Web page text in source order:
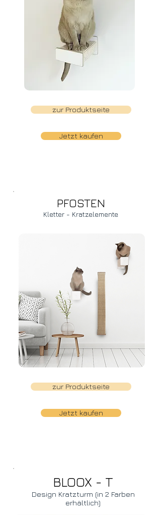
zur Produktseite
Jetzt kaufen
PFOSTEN
Kletter - Kratzelemente
zur Produktseite
Jetzt kaufen
BLOOX - T
Design Kratzturm (in 2 Farben
erhältlich)